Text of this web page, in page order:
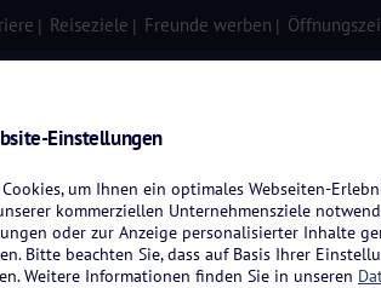
Reiseziele Freunde werben
Einstellungen
um Ihnen ein optimales Webseiten-
kommerziellen Unternehmensziele
oder zur Anzeige personalisierter Inhalte
Bitte beachten Sie, dass auf Basis Ihrer
Weitere Informationen finden Sie in unseren